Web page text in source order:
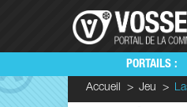
PORTAILS :
Accueil Jeu